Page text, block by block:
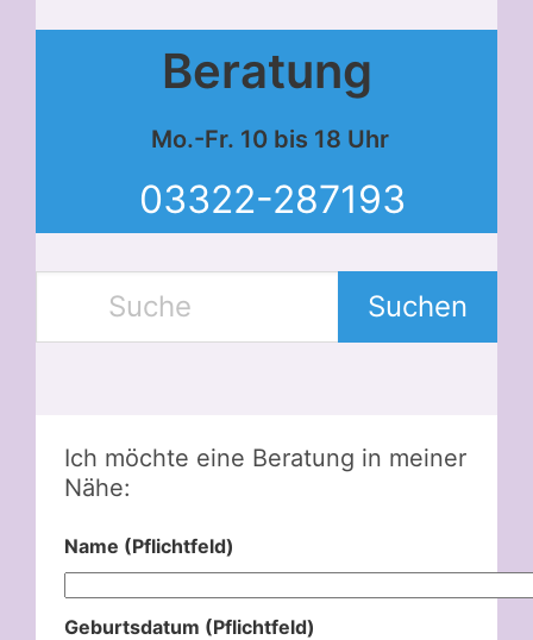
Beratung
Mo.-Fr. 10 bis 18 Uhr
03322-287193
Suchen
Ich möchte eine Beratung in meiner
Nähe:
Name (Pflichtfeld)
Geburtsdatum (Pflichtfeld)